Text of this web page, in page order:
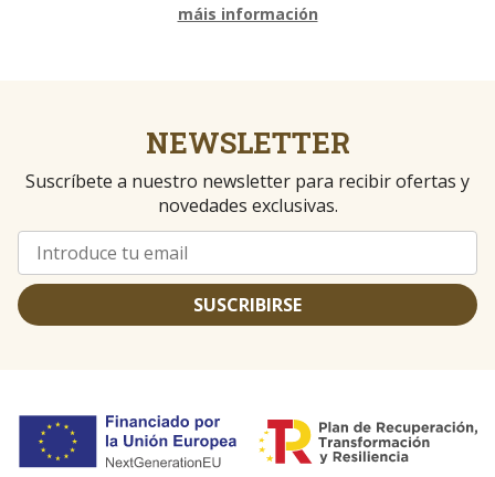
máis información
NEWSLETTER
Suscríbete a nuestro newsletter para recibir ofertas y
novedades exclusivas.
SUSCRIBIRSE